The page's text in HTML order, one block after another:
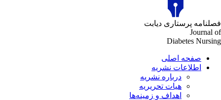
پرستاری دیابت
Journal
Diabetes
صفحه اصلی
اطلاعات نشریه
درباره نشریه
هیات تحریریه
اهداف و زمینه‌ها